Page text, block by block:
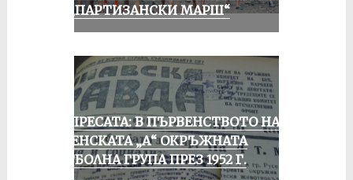
ОТ „ПАРТИЗАНСКИ МАРШ“
ОТ ПРЕСАТА: В ПЪРВЕНСТВОТО НА
РУСЕНСКАТА „А“ ОКРЪЖНАТА
ФУТБОЛНА ГРУПА ПРЕЗ 1952 Г.